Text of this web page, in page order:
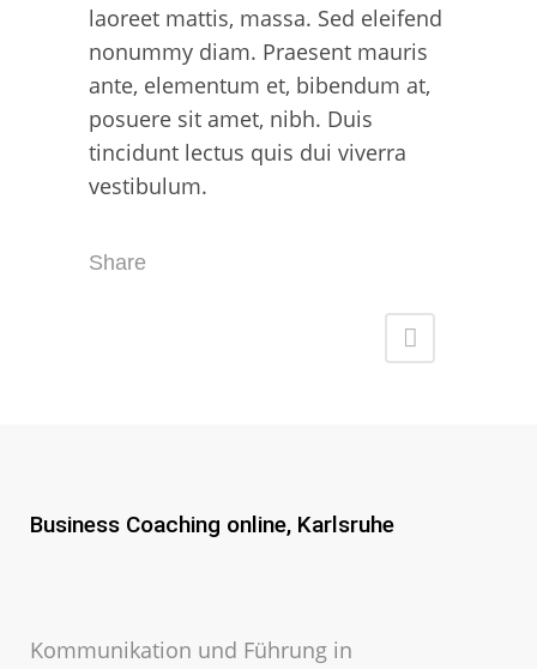
laoreet mattis, massa. Sed eleifend
nonummy diam. Praesent mauris
ante, elementum et, bibendum at,
posuere sit amet, nibh. Duis
tincidunt lectus quis dui viverra
vestibulum.
Share
Business Coaching online, Karlsruhe
Kommunikation und Führung in